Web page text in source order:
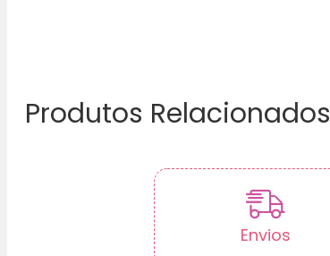
Produtos Relacionados
Envios